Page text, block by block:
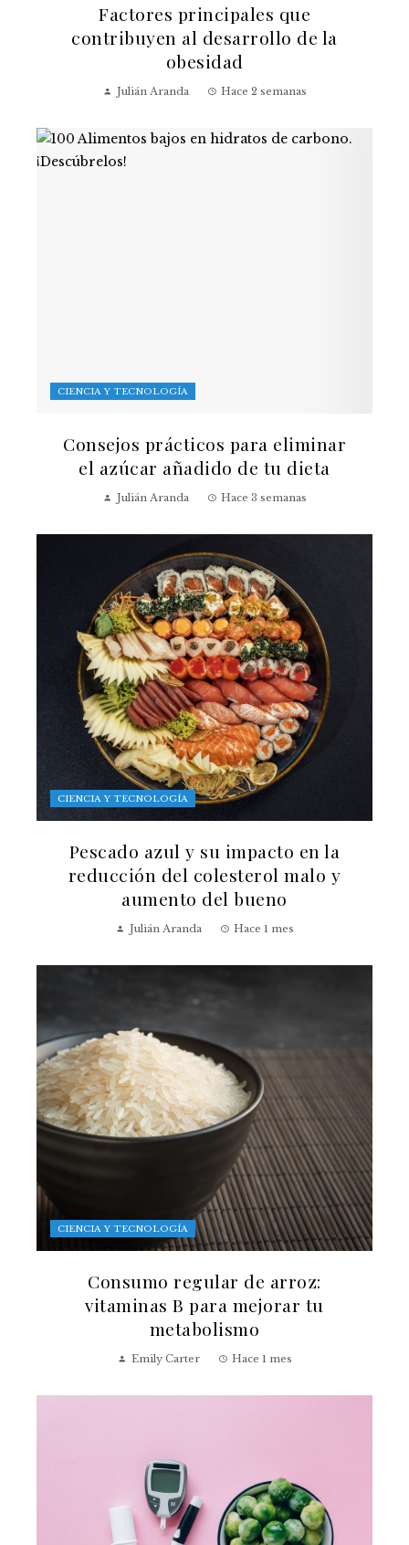
Factores principales que
contribuyen al desarrollo de la
obesidad
Julián Aranda Hace 2 semanas
CIENCIA Y TECNOLOGÍA
Consejos prácticos para eliminar
el azúcar añadido de tu dieta
Julián Aranda Hace 3 semanas
CIENCIA Y TECNOLOGÍA
Pescado azul y su impacto en la
reducción del colesterol malo y
aumento del bueno
Julián Aranda Hace 1 mes
CIENCIA Y TECNOLOGÍA
Consumo regular de arroz:
vitaminas B para mejorar tu
metabolismo
Emily Carter Hace 1 mes